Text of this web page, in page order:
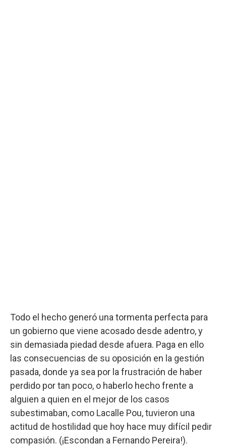
Todo el hecho generó una tormenta perfecta para
un gobierno que viene acosado desde adentro, y
sin demasiada piedad desde afuera. Paga en ello
las consecuencias de su oposición en la gestión
pasada, donde ya sea por la frustración de haber
perdido por tan poco, o haberlo hecho frente a
alguien a quien en el mejor de los casos
subestimaban, como Lacalle Pou, tuvieron una
actitud de hostilidad que hoy hace muy difícil pedir
compasión. (¡Escondan a Fernando Pereira!).